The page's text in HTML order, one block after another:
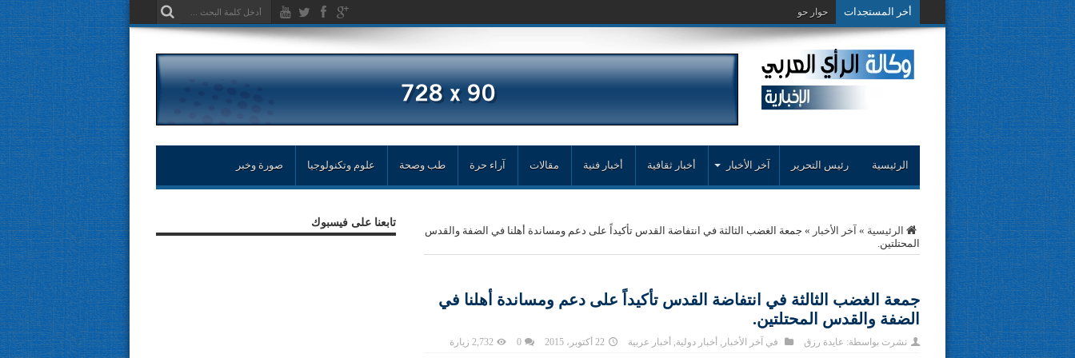
أخر المستجدات حوار حول التجربة النقد
الرئيسية رئيس التحرير آخر الأخبار أخبار ثقافية أخبار فنية مقالات آراء حرة طب وصحة علوم وتكنولوجيا صورة وخبر
الرئيسية » آخر الأخبار » جمعة الغضب الثالثة في انتفاضة القدس تأكيداً على دعم ومساندة أهلنا في الضفة والقدس
المحتلتين.
جمعة الغضب الثالثة في انتفاضة القدس تأكيداً على دعم ومساندة أهلنا في
الضفة والقدس المحتلتين.
نشرت بواسطة: عايدة رزق في آخر الأخبار , أخبار دولية, أخبار عربية 22 أكتوبر، 2015 0 2,732 زيارة
تابعنا على فيسبوك